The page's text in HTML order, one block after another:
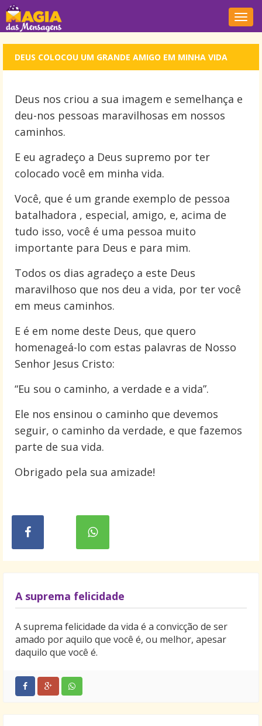
DEUS COLOCOU UM GRANDE AMIGO EM MINHA VIDA
Deus nos criou a sua imagem e semelhança e
deu-nos pessoas maravilhosas em nossos
caminhos.
E eu agradeço a Deus supremo por ter
colocado você em minha vida.
Você, que é um grande exemplo de pessoa
batalhadora , especial, amigo, e, acima de
tudo isso, você é uma pessoa muito
importante para Deus e para mim.
Todos os dias agradeço a este Deus
maravilhoso que nos deu a vida, por ter você
em meus caminhos.
E é em nome deste Deus, que quero
homenageá-lo com estas palavras de Nosso
Senhor Jesus Cristo:
“Eu sou o caminho, a verdade e a vida”.
Ele nos ensinou o caminho que devemos
seguir, o caminho da verdade, e que fazemos
parte de sua vida.
Obrigado pela sua amizade!
A suprema felicidade
A suprema felicidade da vida é a convicção de ser
amado por aquilo que você é, ou melhor, apesar
daquilo que você é.